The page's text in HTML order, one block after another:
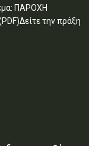
ΠΑΡΟΧΗ
την πράξη